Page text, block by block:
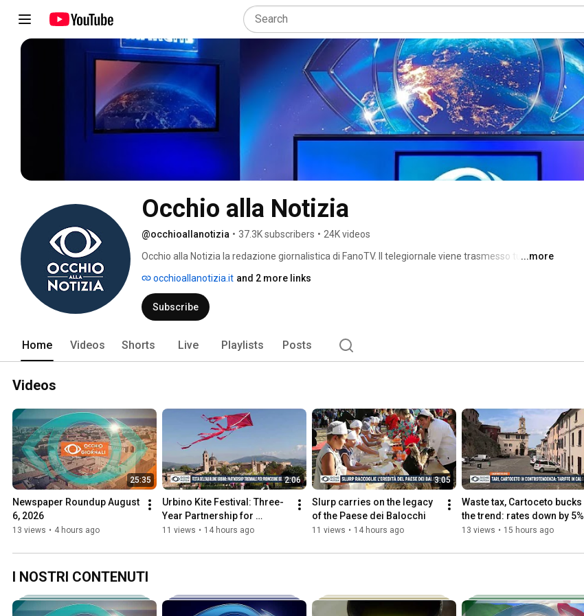
Occhio alla Notizia
@occhioallanotizia • 37.3K subscribers • 24K videos
Occhio alla Notizia la redazione giornalistica di FanoTV. Il telegiornale viene trasmesso tutte le
...more
occhioallanotizia.it and 2 more links
Subscribe
Home Videos Shorts Live Playlists Posts
Videos
25:35
Newspaper Roundup August
6, 2026
13 views • 4 hours ago
2:06
Urbino Kite Festival: Three-
Year Partnership for
Regional Promotion
11 views • 14 hours ago
3:05
Slurp carries on the legacy
of the Paese dei Balocchi
11 views • 14 hours ago
Waste tax, Cartoceto bucks
the trend: rates down by 5%
13 views • 15 hours ago
I NOSTRI CONTENUTI